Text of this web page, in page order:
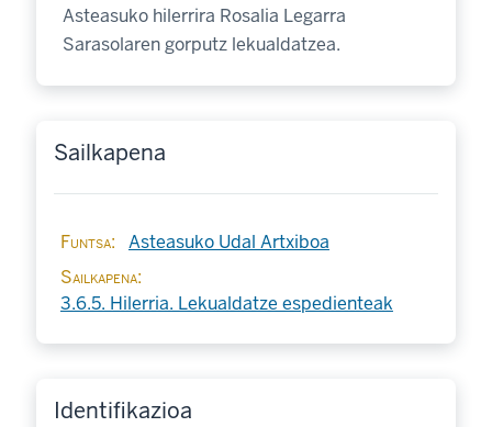
Asteasuko hilerrira Rosalia Legarra
Sarasolaren gorputz lekualdatzea.
Sailkapena
Funtsa
Asteasuko Udal Artxiboa
Sailkapena
3.6.5. Hilerria. Lekualdatze espedienteak
Identifikazioa